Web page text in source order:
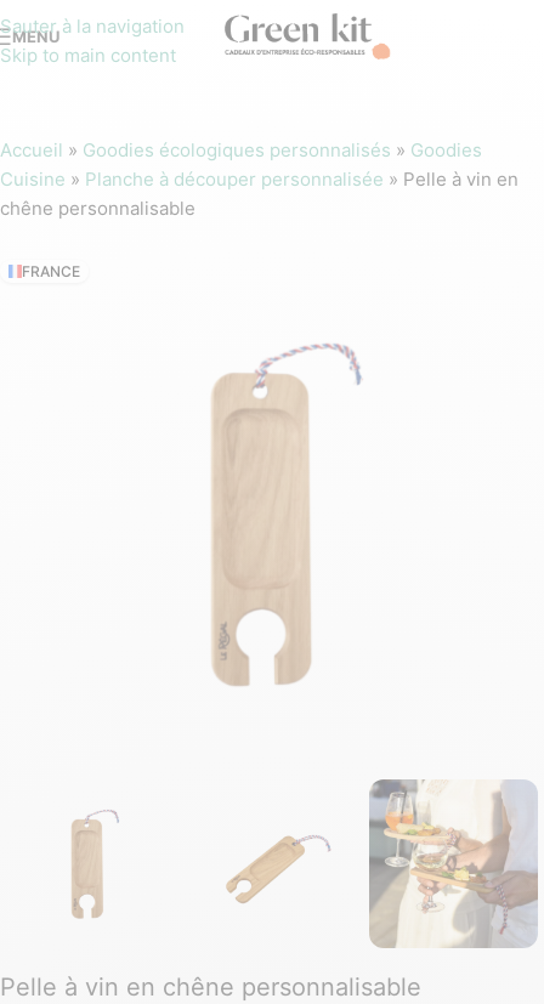
Sauter à la navigation
Skip to main content
MENU
Accueil » Goodies écologiques personnalisés » Goodies
Cuisine » Planche à découper personnalisée » Pelle à vin en
chêne personnalisable
FRANCE
Pelle à vin en chêne personnalisable